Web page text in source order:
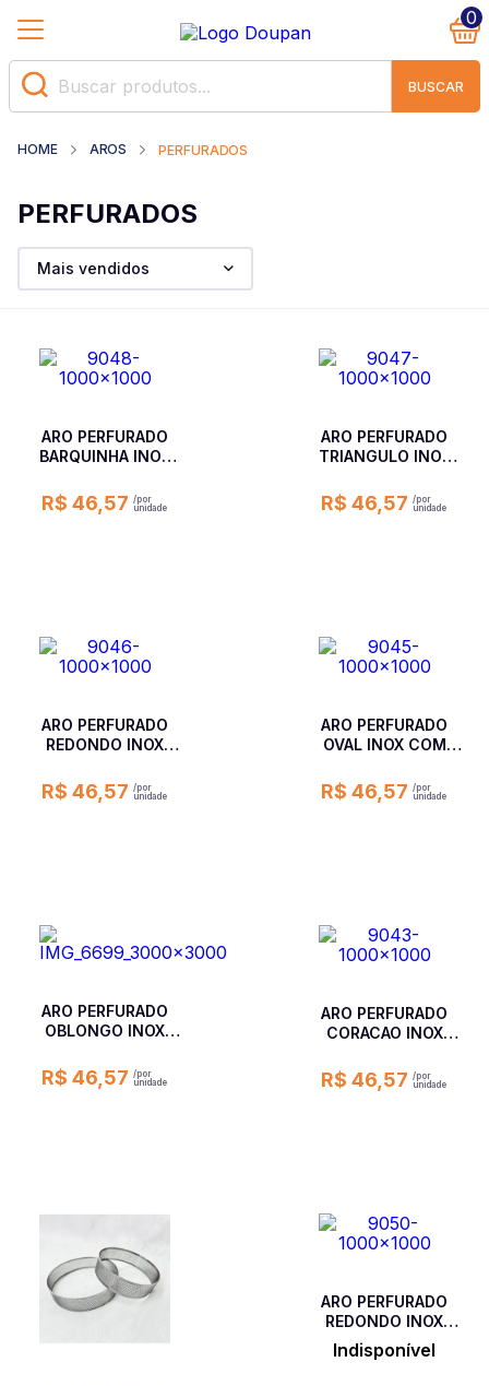
BUSCAR
0
AROS PERFURADOS
PERFURADOS
Mais vendidos
ARO PERFURADO
BARQUINHA INOX
8 X 6,1 X 2
R$ 46,57
ARO PERFURADO
TRIANGULO INOX
7 X 6,1 X 2
R$ 46,57
ARO PERFURADO
REDONDO INOX
7 X 2
R$ 46,57
ARO PERFURADO
OVAL INOX COM
5,3 X 2
R$ 46,57
ARO PERFURADO
OBLONGO INOX
9 X 3,5 X 2
R$ 46,57
ARO PERFURADO
CORACAO INOX
8 X 7 X 2
R$ 46,57
ARO PERFURADO
REDONDO INOX
COM FUROS 2 MM -
15 X 3
Indisponível